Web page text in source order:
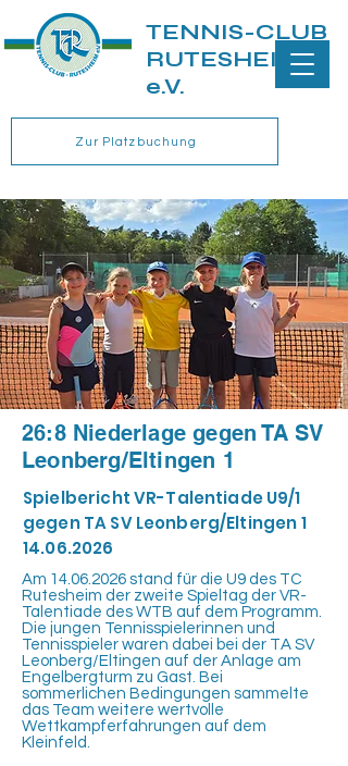
TENNIS-CLUB
RUTESHEIM
e.V.
Zur Platzbuchung
26:8 Niederlage gegen TA SV
Leonberg/Eltingen 1
Spielbericht VR-Talentiade U9/1
gegen TA SV Leonberg/Eltingen1
14.06.2026
Am 14.06.2026 stand für die U9 des TC
Rutesheim der zweite Spieltag der VR-
Talentiade des WTB auf dem Programm.
Die jungen Tennisspielerinnen und
Tennisspieler waren dabei bei der TA SV
Leonberg/Eltingen auf der Anlage am
Engelbergturm zu Gast. Bei
sommerlichen Bedingungen sammelte
das Team weitere wertvolle
Wettkampferfahrungen auf dem
Kleinfeld.